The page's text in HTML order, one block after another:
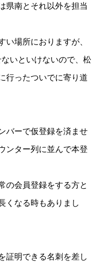
県南とそれ以外を担当
い場所におりますが、
いといけないので、松
行ったついでに寄り道
バーで仮登録を済ませ
ンター列に並んで本登
の会員登録をする方と
くなる時もありまし
証明できる名刺を差し